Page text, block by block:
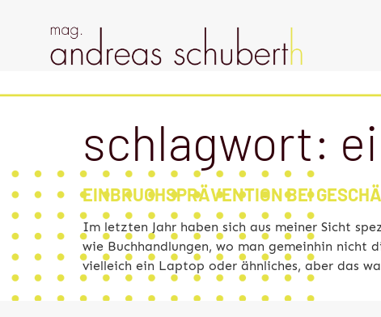
schlagwort:
EINBRUCHSPRÄVENTION BEI
Im letzten Jahr haben sich aus meiner Sicht
wie Buchhandlungen, wo man gemeinhin nicht
vielleich ein Laptop oder ähnliches, aber das